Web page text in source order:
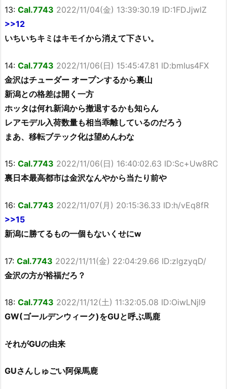
13: Cal.7743 2022/11/04(金) 13:39:30.19 ID:1FDJjwlZ
>>12
いちいちキミはキモイから消えて下さい。
14: Cal.7743 2022/11/06(日) 15:45:47.81 ID:bmIus4FX
金沢はチューダー オープンするから裏山
新潟との格差は開く一方
ホッタは何れ新潟から撤退するかも知らん
レアモデル入荷数量も相当乖離しているのだろう
まあ、移転ブテック化は望めんわな
15: Cal.7743 2022/11/06(日) 16:40:02.63 ID:Sc+Uw8RC
裏日本最高都市は金沢なんやから当たり前や
16: Cal.7743 2022/11/07(月) 20:15:36.33 ID:h/vEq8fR
>>15
新潟に勝てるもの一個もないくせにw
17: Cal.7743 2022/11/11(金) 22:04:29.66 ID:zlgzyqD/
金沢の方が裕福だろ？
18: Cal.7743 2022/11/12(土) 11:32:05.08 ID:OiwLNjl9
GW(ゴールデンウィーク)をGUと呼ぶ馬鹿
それがGUの由来
GUさんしゅごい阿保馬鹿